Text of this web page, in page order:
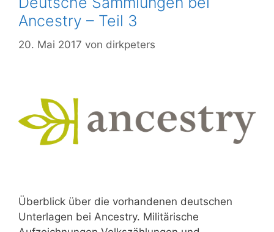
Ancestry – Teil 3
20. Mai 2017 von dirkpeters
Überblick über die vorhandenen deutschen
Unterlagen bei Ancestry. Militärische